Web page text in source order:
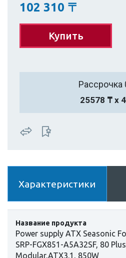
102 310 〒
Купить
Рассрочка
25578 ₸ х
Характеристики
Название продукта
Power supply ATX Seasonic
SRP-FGX851-A5A32SF, 80
Modular,ATX3.1, 850W